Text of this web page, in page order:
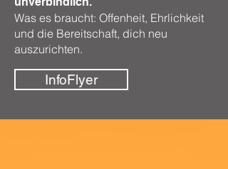
Was es braucht: Offenheit, Ehrlichkeit
und die Bereitschaft, dich neu
auszurichten.
InfoFlyer